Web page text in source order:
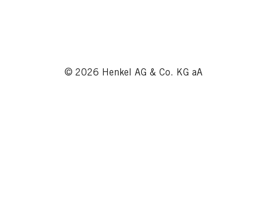
© 2026 Henkel AG & Co. KG aA